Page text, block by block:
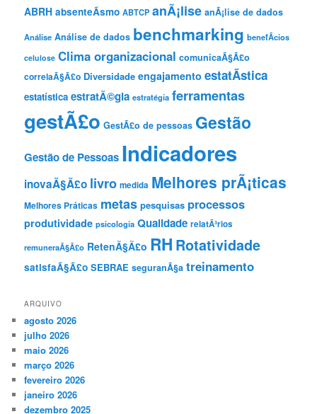
ABRH absenteÃ­smo ABTCP anÃ¡lise anÃ¡lise de dados
Análise Análise de dados benchmarking benefÃ­cios
celulose Clima organizacional comunicaÃ§Ã£o
correlaÃ§Ã£o Diversidade engajamento estatÃ­stica
estatística estratÃ©gia estratégia ferramentas
gestÃ£o GestÃ£o de pessoas Gestão
Gestão de Pessoas Indicadores
inovaÃ§Ã£o livro medida Melhores prÃ¡ticas
Melhores Práticas metas pesquisas processos
produtividade psicologia Qualidade relatÃ³rios
remuneraÃ§Ã£o RetenÃ§Ã£o RH Rotatividade
satisfaÃ§Ã£o SEBRAE seguranÃ§a treinamento
ARQUIVO
agosto 2026
julho 2026
maio 2026
março 2026
fevereiro 2026
janeiro 2026
dezembro 2025